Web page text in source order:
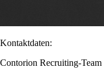
Kontaktdaten:
Contorion Recruiting-Team